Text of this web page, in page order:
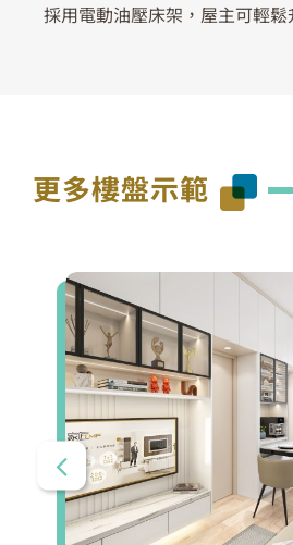
採用電動油壓床架，屋主可輕
更多樓盤示範